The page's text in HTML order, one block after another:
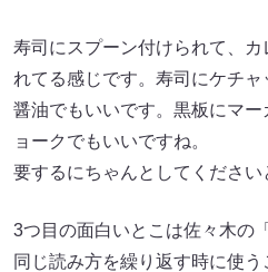
寿司にスプーン付けられて、
れてる感じです。寿司にケチ
醤油でもいいです。黒板にマ
ョークでもいいですね。
要するにちゃんとしてください
3つ目の面白いとこは佐々木の
同じ読み方を繰り返す時に使